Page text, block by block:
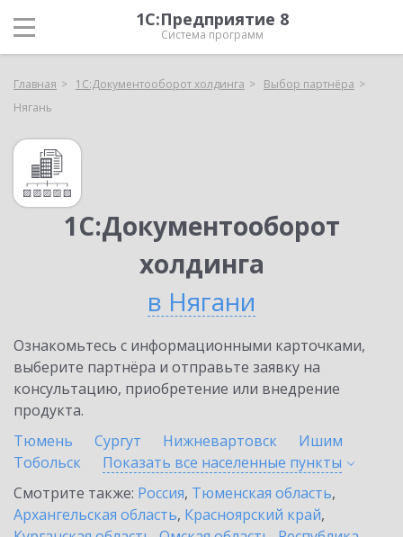
1С:Предприятие 8
Система программ
Главная 1С:Документооборот холдинга
Выбор партнёра
Нягань
1С:Документооборот
холдинга
в Нягани
Ознакомьтесь с информационными карточками,
выберите партнёра и отправьте заявку на
консультацию, приобретение или внедрение
продукта.
Тюмень
Сургут Нижневартовск
Ишим
Тобольск
Показать все населенные пункты
Смотрите также: Россия, Тюменская область,
Архангельская область, Красноярский край,